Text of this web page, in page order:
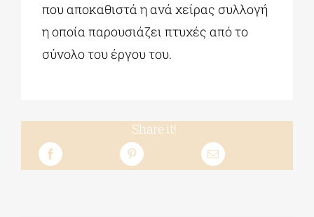
που αποκαθιστά η ανά χείρας συλλογή
η οποία παρουσιάζει πτυχές από το
σύνολο του έργου του.
Share it!